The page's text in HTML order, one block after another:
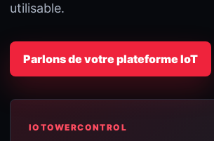
utilisable.
Parlons de votre plateforme IoT
IOTOWERCONTROL